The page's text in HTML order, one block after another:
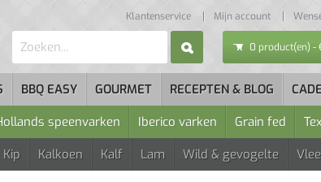
Klantenservice Mijn account
0 product(en) -
Zoeken...
BBQ EASY GOURMET RECEPTEN & BLOG
speenvarken Iberico varken Grain fed
Kip Kalkoen Kalf Lam Wild & gevogelte